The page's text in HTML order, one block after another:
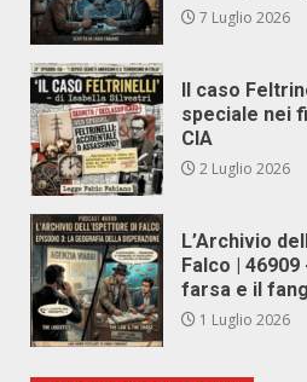
7 Luglio 2026
Il caso
speciale nei
CIA
2 Luglio 2026
L’Archivio
Falco |
farsa e il
1 Luglio 2026